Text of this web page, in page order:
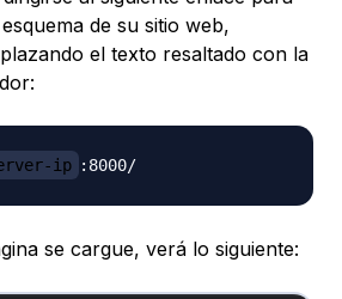
de su sitio web,
el texto resaltado con la
ip : 8000/
se cargue, verá lo siguiente: